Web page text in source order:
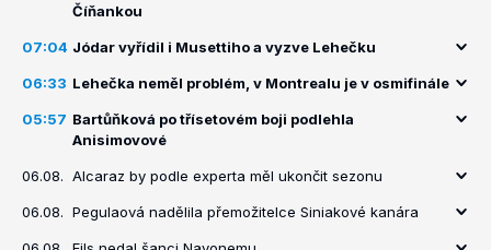
Číňankou
07:04 Jódar vyřídil i Musettiho a vyzve Lehečku
06:33 Lehečka neměl problém, v Montrealu je v osmifinále
05:57 Bartůňková po třísetovém boji podlehla
Anisimovové
06.08. Alcaraz by podle experta měl ukončit sezonu
06.08. Pegulaová nadělila přemožitelce Siniakové kanára